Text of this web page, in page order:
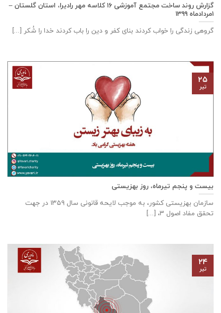
گزارش روند ساخت مجتمع آموزشی ١٦ كلاسه مهر راديرا، استان گلستان –
۱مردادماه ۱۳۹۹
گروهی زندگی را خواب کردند بنای کفر و دین را باب کردند خدا را شُکر [...]
بیست و پنجم تیرماه، روز بهزیستی
سازمان بهزیستی كشور، به موجب لایحه قانونی سال ۱۳۵۹ در جهت
تحقق مفاد اصول ۳، [...]
۲۵
تیر
۲۴
تیر